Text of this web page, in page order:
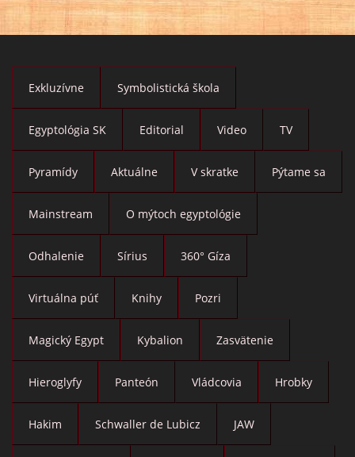
Exkluzívne Symbolistická škola
Egyptológia SK Editorial Video TV
Pyramídy Aktuálne V skratke Pýtame sa
Mainstream O mýtoch egyptológie
Odhalenie Sírius 360° Gíza
Virtuálna púť Knihy Pozri
Magický Egypt Kybalion Zasvätenie
Hieroglyfy Panteón Vládcovia Hrobky
Hakim Schwaller de Lubicz JAW